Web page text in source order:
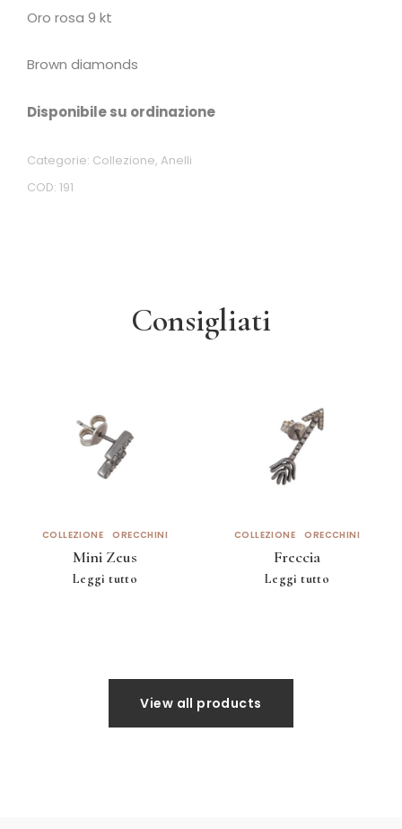
Oro rosa 9 kt
Brown diamonds
Disponibile su ordinazione
COD: 191
Categorie: Collezione, Anelli
Consigliati
COLLEZIONE ORECCHINI
Mini Zeus
Leggi tutto
COLLEZIONE ORECCHINI
Freccia
Leggi tutto
View all products